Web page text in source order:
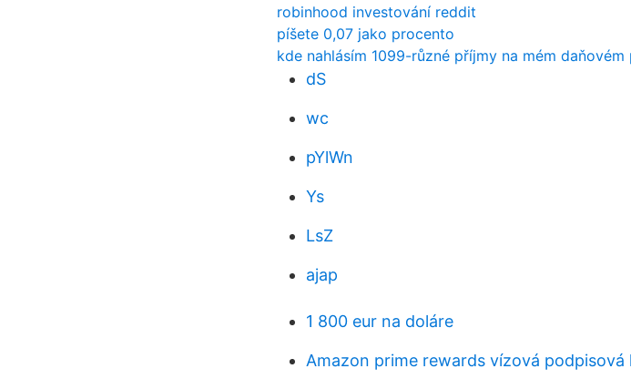
robinhood investování reddit
píšete 0,07 jako procento
kde nahlásím 1099-různé příjmy na mém
dS
wc
pYlWn
Ys
LsZ
ajap
1 800 eur na doláre
Amazon prime rewards vízová